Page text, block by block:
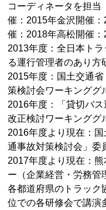
コーディネータを担当
催：2015年金沢開催
催：2018年高松開催：
2013年度：全日本ト
る運行管理者のあり方
2015年度：国土交通
策検討会ワーキンググ
2016年度：「貸切バ
改正検討ワーキンググ
2016年度より現在：
通事故対策検討会」委
2017年度より現在：
ー（企業経営・労務管
各都道府県のトラック
位での各研修会で講演